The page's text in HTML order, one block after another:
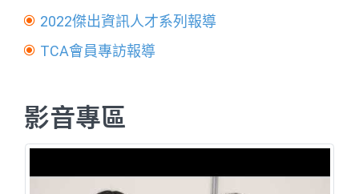
2022傑出資訊人才系列報導
TCA會員專訪報導
影音專區